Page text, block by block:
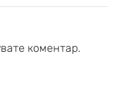
коментар.